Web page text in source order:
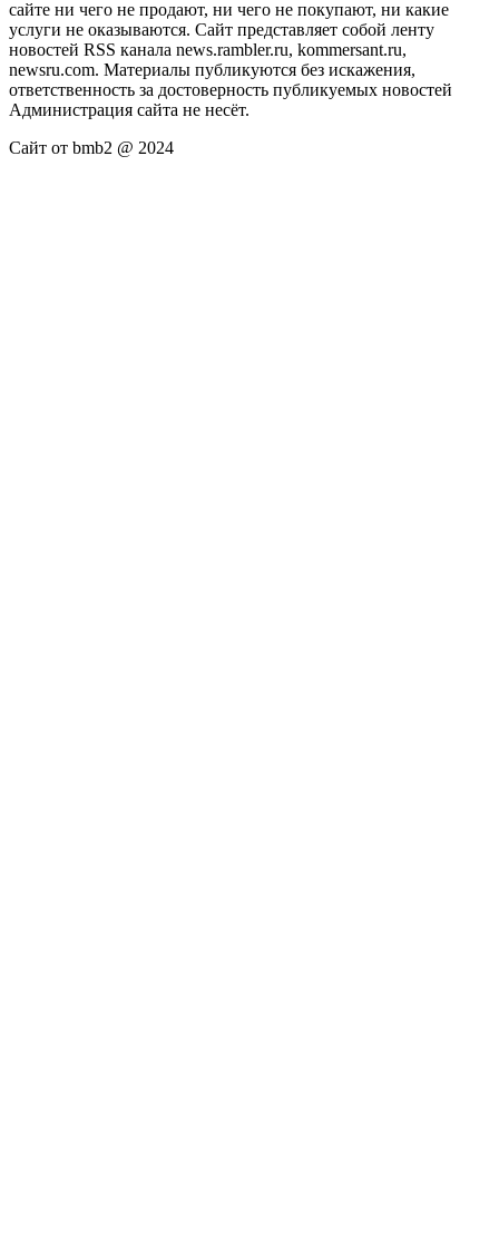
сайте ни чего не продают, ни чего не покупают, ни какие
услуги не оказываются. Сайт представляет собой ленту
новостей RSS канала news.rambler.ru, kommersant.ru,
newsru.com. Материалы публикуются без искажения,
ответственность за достоверность публикуемых новостей
Администрация сайта не несёт.
Сайт от bmb2 @ 2024